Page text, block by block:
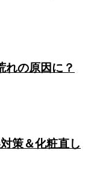
れの原因に？
策＆化粧直し